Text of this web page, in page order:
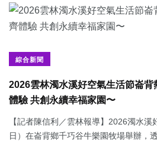
綜合新聞
2026雲林濁水溪好空氣生活節崙
體驗 共創永續幸福家園〜
【記者陳信利／雲林報導】2026濁水
日）在崙背鄉千巧谷牛樂園牧場舉辦，